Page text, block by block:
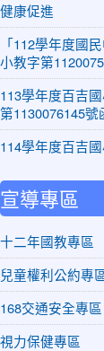
健康促進
「112學年度國
小教字第
113學年度百吉
第1130076145號
114學年度百吉
宣導專區
十二年國教專區
兒童權利公約專
168交通安全專區
視力保健專區